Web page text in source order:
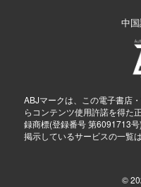
中国
ABJマークは、この電子書店
らコンテンツ使用許諾を得た
録商標(登録番号 第6091713
掲示しているサービスの一覧は
©